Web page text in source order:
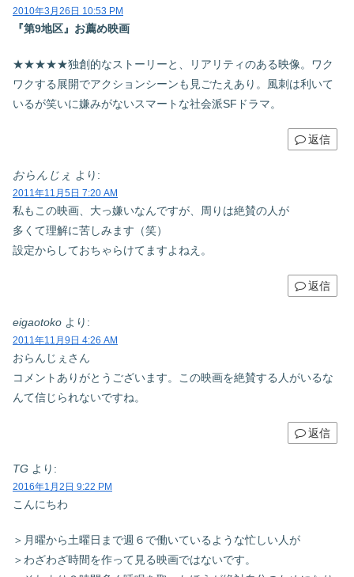
2010年3月26日 10:53 PM
『第9地区』お薦め映画
★★★★★独創的なストーリーと、リアリティのある映像。ワク
ワクする展開でアクションシーンも見ごたえあり。風刺は利いて
いるが笑いに嫌みがないスマートな社会派SFドラマ。
返信
おらんじぇ より:
2011年11月5日 7:20 AM
私もこの映画、大っ嫌いなんですが、周りは絶賛の人が
多くて理解に苦しみます（笑）
設定からしておちゃらけてますよねえ。
返信
eigaotoko より:
2011年11月9日 4:26 AM
おらんじぇさん
コメントありがとうございます。この映画を絶賛する人がいるな
んて信じられないですね。
返信
TG より:
2016年1月2日 9:22 PM
こんにちわ
＞月曜から土曜日まで週６で働いているような忙しい人が
＞わざわざ時間を作って見る映画ではないです。